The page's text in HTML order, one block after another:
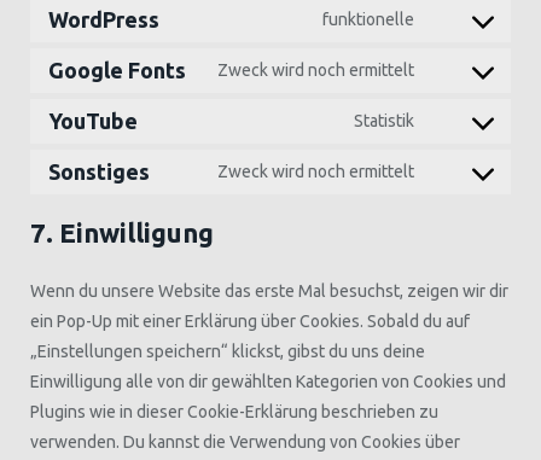
WordPress funktionelle
Consent
wordpress
Google Fonts Zweck wird noch ermittelt
Consent
google-
YouTube Statistik
Consent
Sonstiges Zweck wird noch ermittelt
Consent
7. Einwilligung
Wenn du unsere Website das erste Mal besuchst, zeigen wir dir
ein Pop-Up mit einer Erklärung über Cookies. Sobald du auf
„Einstellungen speichern“ klickst, gibst du uns deine
Einwilligung alle von dir gewählten Kategorien von Cookies und
Plugins wie in dieser Cookie-Erklärung beschrieben zu
verwenden. Du kannst die Verwendung von Cookies über